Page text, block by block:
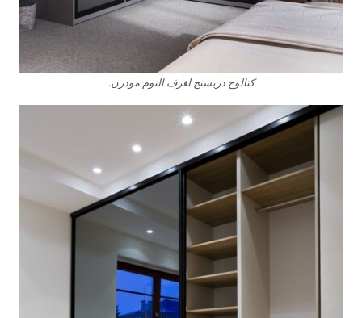
كتالوج دريسنج لغرف النوم مودرن.